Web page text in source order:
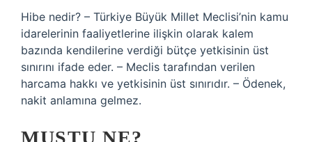
Hibe nedir? – Türkiye Büyük Millet Meclisi’nin kamu
idarelerinin faaliyetlerine ilişkin olarak kalem
bazında kendilerine verdiği bütçe yetkisinin üst
sınırını ifade eder. – Meclis tarafından verilen
harcama hakkı ve yetkisinin üst sınırıdır. – Ödenek,
nakit anlamına gelmez.
MUŞTU NE?